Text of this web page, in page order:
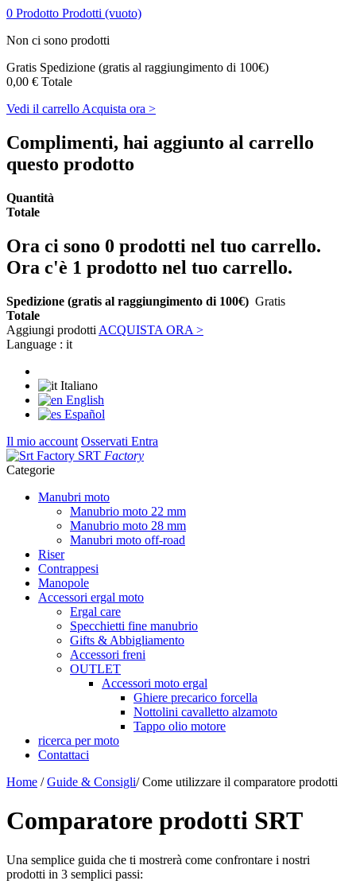
0 Prodotto Prodotti (vuoto)
Non ci sono prodotti
Gratis Spedizione (gratis al raggiungimento di 100€)
0,00 € Totale
Vedi il carrello Acquista ora >
Complimenti, hai aggiunto al carrello
questo prodotto
Quantità
Totale
Ora ci sono 0 prodotti nel tuo carrello.
Ora c'è 1 prodotto nel tuo carrello.
Spedizione (gratis al raggiungimento di 100€) Gratis
Totale
Aggiungi prodotti ACQUISTA ORA >
Language : it
Italiano
English
Español
Il mio account Osservati Entra
SRT Factory
Categorie
Manubri moto
Manubrio moto 22 mm
Manubrio moto 28 mm
Manubri moto off-road
Riser
Contrappesi
Manopole
Accessori ergal moto
Ergal care
Specchietti fine manubrio
Gifts & Abbigliamento
Accessori freni
OUTLET
Accessori moto ergal
Ghiere precarico forcella
Nottolini cavalletto alzamoto
Tappo olio motore
ricerca per moto
Contattaci
Home / Guide & Consigli/ Come utilizzare il comparatore prodotti
Comparatore prodotti SRT
Una semplice guida che ti mostrerà come confrontare i nostri
prodotti in 3 semplici passi: